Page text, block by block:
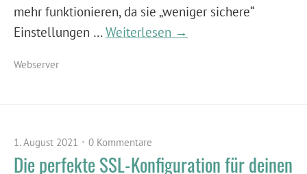
mehr funktionieren, da sie „weniger sichere“
Einstellungen … Weiterlesen →
Webserver
1. August 2021 0 Kommentare
Die perfekte SSL-Konfiguration für deinen